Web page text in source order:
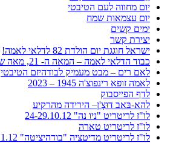
יום מחווה לעם הטיבטי
יום עצמאות שמח
ימים קשים
יצירת קשר
ישראל חוגגת יום הולדת 82 לדלאי לאמה!
כבוד הדלאי לאמה – המאה ה- 21, מאה של דיאלוג
לאם רים – מבט מעמיק לבודהיזם הטיבטי
לאמה זופא רינפוצ'ה 1945 – 2023
לדף הפייסבוק
להא-בּאב דוּצֶ'ן– הירידה מהרקיע
לו"ז לריטריט "ניו נה" 24-29.10.12
לו"ז לריטריט טארה
לו"ז לריטריט מדיטציה "בודהיציטה" 8-10.11.12